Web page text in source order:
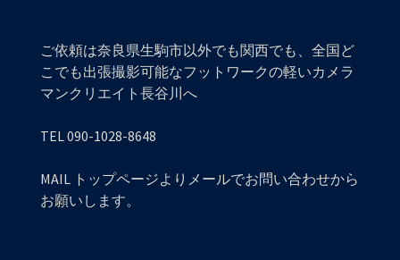
ご依頼は奈良県生駒市以外でも関西でも、全国ど
こでも出張撮影可能なフットワークの軽いカメラ
マンクリエイト長谷川へ
TEL 090-1028-8648
MAIL トップページよりメールでお問い合わせから
お願いします。